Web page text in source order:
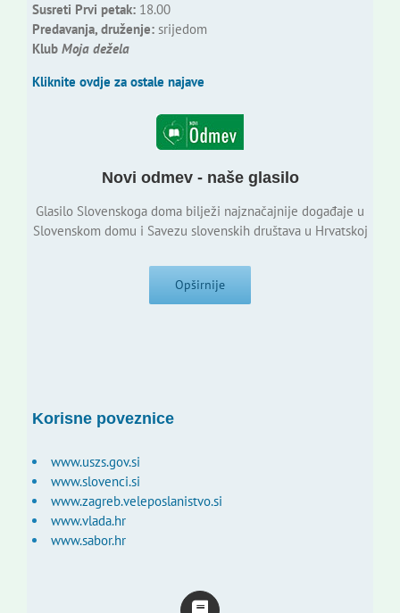
Susreti Prvi petak:18.00
Predavanja, druženje:srijedom
Klub Moja dežela
Kliknite ovdje za ostale najave
Novi odmev - naše glasilo
Glasilo Slovenskoga doma bilježi najznačajnije događaje u
Slovenskom domu i Savezu slovenskih društava u Hrvatskoj
Opširnije
Korisne poveznice
www.uszs.gov.si
www.slovenci.si
www.zagreb.veleposlanistvo.si
www.vlada.hr
www.sabor.hr